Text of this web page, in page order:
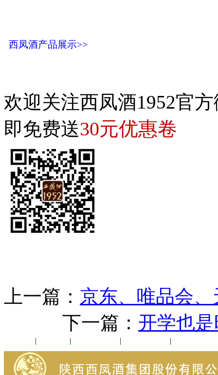
西凤酒产品展示>>
欢迎关注西凤酒1952官
即免费送30元优惠卷
上一篇： 京东、唯品会
下一篇： 开学也
| | | |